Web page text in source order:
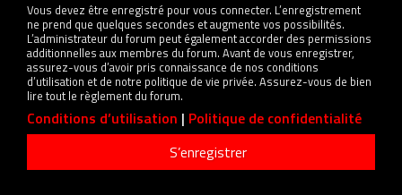
Vous devez être enregistré pour vous connecter. L’enregistrement
ne prend que quelques secondes et augmente vos possibilités.
L’administrateur du forum peut également accorder des permissions
additionnelles aux membres du forum. Avant de vous enregistrer,
assurez-vous d’avoir pris connaissance de nos conditions
d’utilisation et de notre politique de vie privée. Assurez-vous de bien
lire tout le règlement du forum.
Conditions d’utilisation | Politique de confidentialité
S’enregistrer